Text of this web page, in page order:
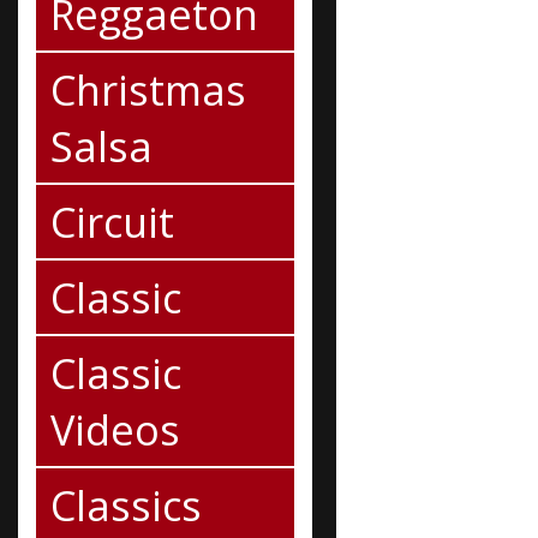
Reggaeton
Christmas
Salsa
Circuit
Classic
Classic
Videos
Classics